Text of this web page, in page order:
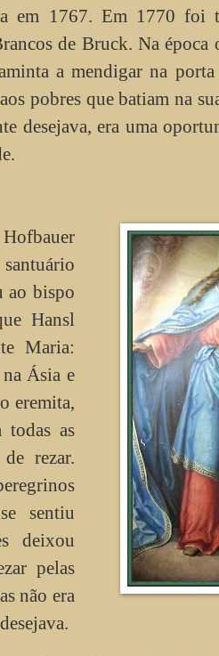
em 1767. Em 1770 foi
de Bruck. Na época
a mendigar na
pobres que batiam na
desejava, era uma
ao bispo
Hansl
Maria:
Ásia e
eremita,
todas as
rezar.
sentiu
deixou
pelas
não era